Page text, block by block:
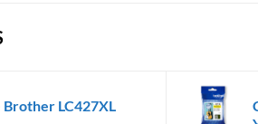
Brother LC427XL